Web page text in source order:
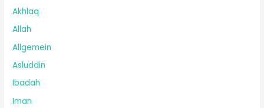
Akhlaq
Allah
Allgemein
Asluddin
Ibadah
Iman